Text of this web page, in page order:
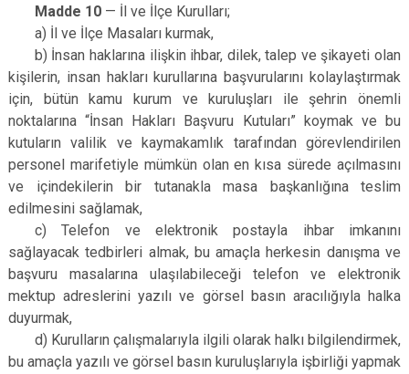
Madde 10 — İl ve İlçe Kurulları;
a) İl ve İlçe Masaları kurmak,
b) İnsan haklarına ilişkin ihbar, dilek, talep ve şikayeti olan
kişilerin, insan hakları kurullarına başvurularını kolaylaştırmak
için, bütün kamu kurum ve kuruluşları ile şehrin önemli
noktalarına “İnsan Hakları Başvuru Kutuları” koymak ve bu
kutuların valilik ve kaymakamlık tarafından görevlendirilen
personel marifetiyle mümkün olan en kısa sürede açılmasını
ve içindekilerin bir tutanakla masa başkanlığına teslim
edilmesini sağlamak,
c) Telefon ve elektronik postayla ihbar imkanını
sağlayacak tedbirleri almak, bu amaçla herkesin danışma ve
başvuru masalarına ulaşılabileceği telefon ve elektronik
mektup adreslerini yazılı ve görsel basın aracılığıyla halka
duyurmak,
d) Kurulların çalışmalarıyla ilgili olarak halkı bilgilendirmek,
bu amaçla yazılı ve görsel basın kuruluşlarıyla işbirliği yapmak